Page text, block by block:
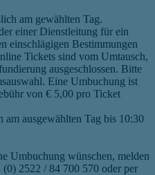
am gewählten Tag.
einer Dienstleitung für ein
einschlägigen Bestimmungen
Tickets sind vom Umtausch,
ausgeschlossen. Bitte
Eine Umbuchung ist
von € 5,00 pro Ticket
am ausgewählten Tag bis 10:30
Umbuchung wünschen, melden
2522 / 84 700 570 oder per